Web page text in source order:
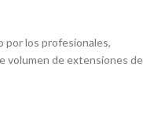
por los profesionales,
volumen de extensiones de